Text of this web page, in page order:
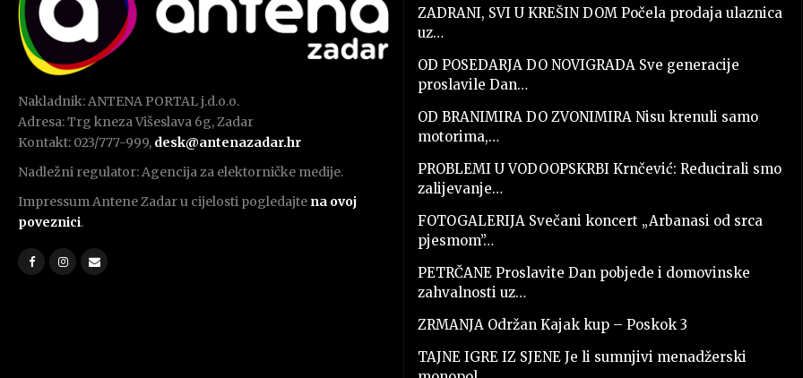
Nakladnik: ANTENA PORTAL j.d.o.o.
Adresa: Trg kneza Višeslava 6g, Zadar
Kontakt: 023/777-999, desk@antenazadar.hr
Nadležni regulator: Agencija za elektorničke medije.
Impressum Antene Zadar u cijelosti pogledajte na ovoj
poveznici.
ZADRANI, SVI U KREŠIN DOM Počela prodaja ulaznica
uz…
OD POSEDARJA DO NOVIGRADA Sve generacije
proslavile Dan…
OD BRANIMIRA DO ZVONIMIRA Nisu krenuli samo
motorima,…
PROBLEMI U VODOOPSKRBI Krnčević: Reducirali smo
zalijevanje…
FOTOGALERIJA Svečani koncert „Arbanasi od srca
pjesmom”…
PETRČANE Proslavite Dan pobjede i domovinske
zahvalnosti uz…
ZRMANJA Održan Kajak kup – Poskok 3
TAJNE IGRE IZ SJENE Je li sumnjivi menadžerski